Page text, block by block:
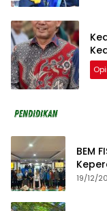
BEM
dan
19/12/